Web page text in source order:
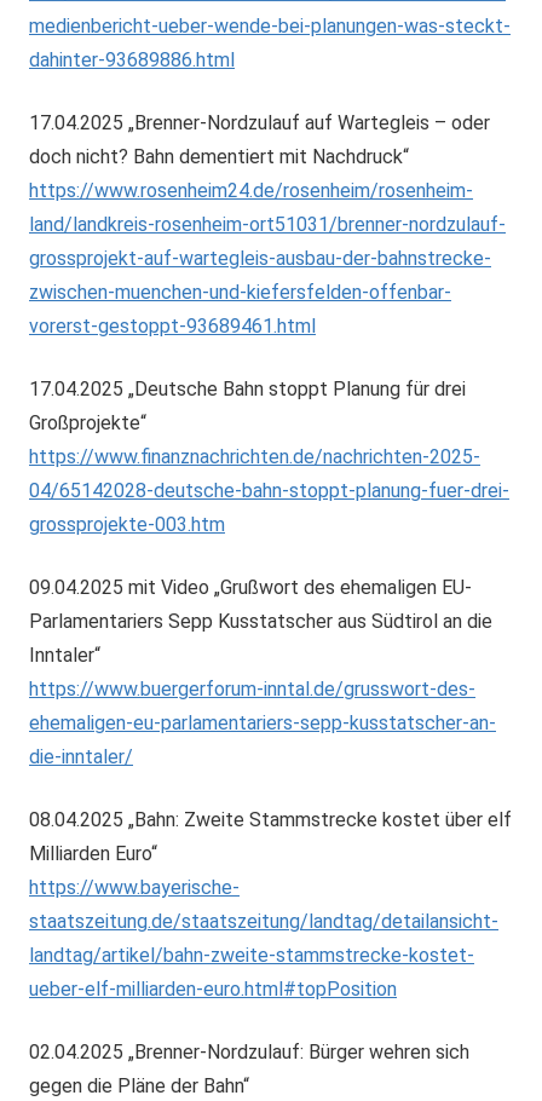
medienbericht-ueber-wende-bei-planungen-was-steckt-
dahinter-93689886.html
17.04.2025 „Brenner-Nordzulauf auf Wartegleis – oder
doch nicht? Bahn dementiert mit Nachdruck“
https://www.rosenheim24.de/rosenheim/rosenheim-
land/landkreis-rosenheim-ort51031/brenner-nordzulauf-
grossprojekt-auf-wartegleis-ausbau-der-bahnstrecke-
zwischen-muenchen-und-kiefersfelden-offenbar-
vorerst-gestoppt-93689461.html
17.04.2025 „Deutsche Bahn stoppt Planung für drei
Großprojekte“
https://www.finanznachrichten.de/nachrichten-2025-
04/65142028-deutsche-bahn-stoppt-planung-fuer-drei-
grossprojekte-003.htm
09.04.2025 mit Video „Grußwort des ehemaligen EU-
Parlamentariers Sepp Kusstatscher aus Südtirol an die
Inntaler“
https://www.buergerforum-inntal.de/grusswort-des-
ehemaligen-eu-parlamentariers-sepp-kusstatscher-an-
die-inntaler/
08.04.2025 „Bahn: Zweite Stammstrecke kostet über elf
Milliarden Euro“
https://www.bayerische-
staatszeitung.de/staatszeitung/landtag/detailansicht-
landtag/artikel/bahn-zweite-stammstrecke-kostet-
ueber-elf-milliarden-euro.html#topPosition
02.04.2025 „Brenner-Nordzulauf: Bürger wehren sich
gegen die Pläne der Bahn“